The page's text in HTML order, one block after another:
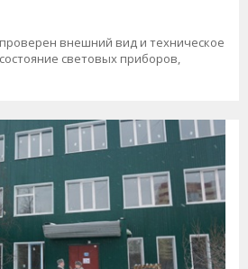
внешний вид и техническое
световых приборов,